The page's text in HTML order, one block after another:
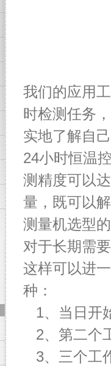
我们的应用
时检测任务
实地了解自
24小时恒温
测精度可以
量，既可以
测量机选型
对于长期需
这样可以进
种：
1、当日开
2、第二个
3、三个工